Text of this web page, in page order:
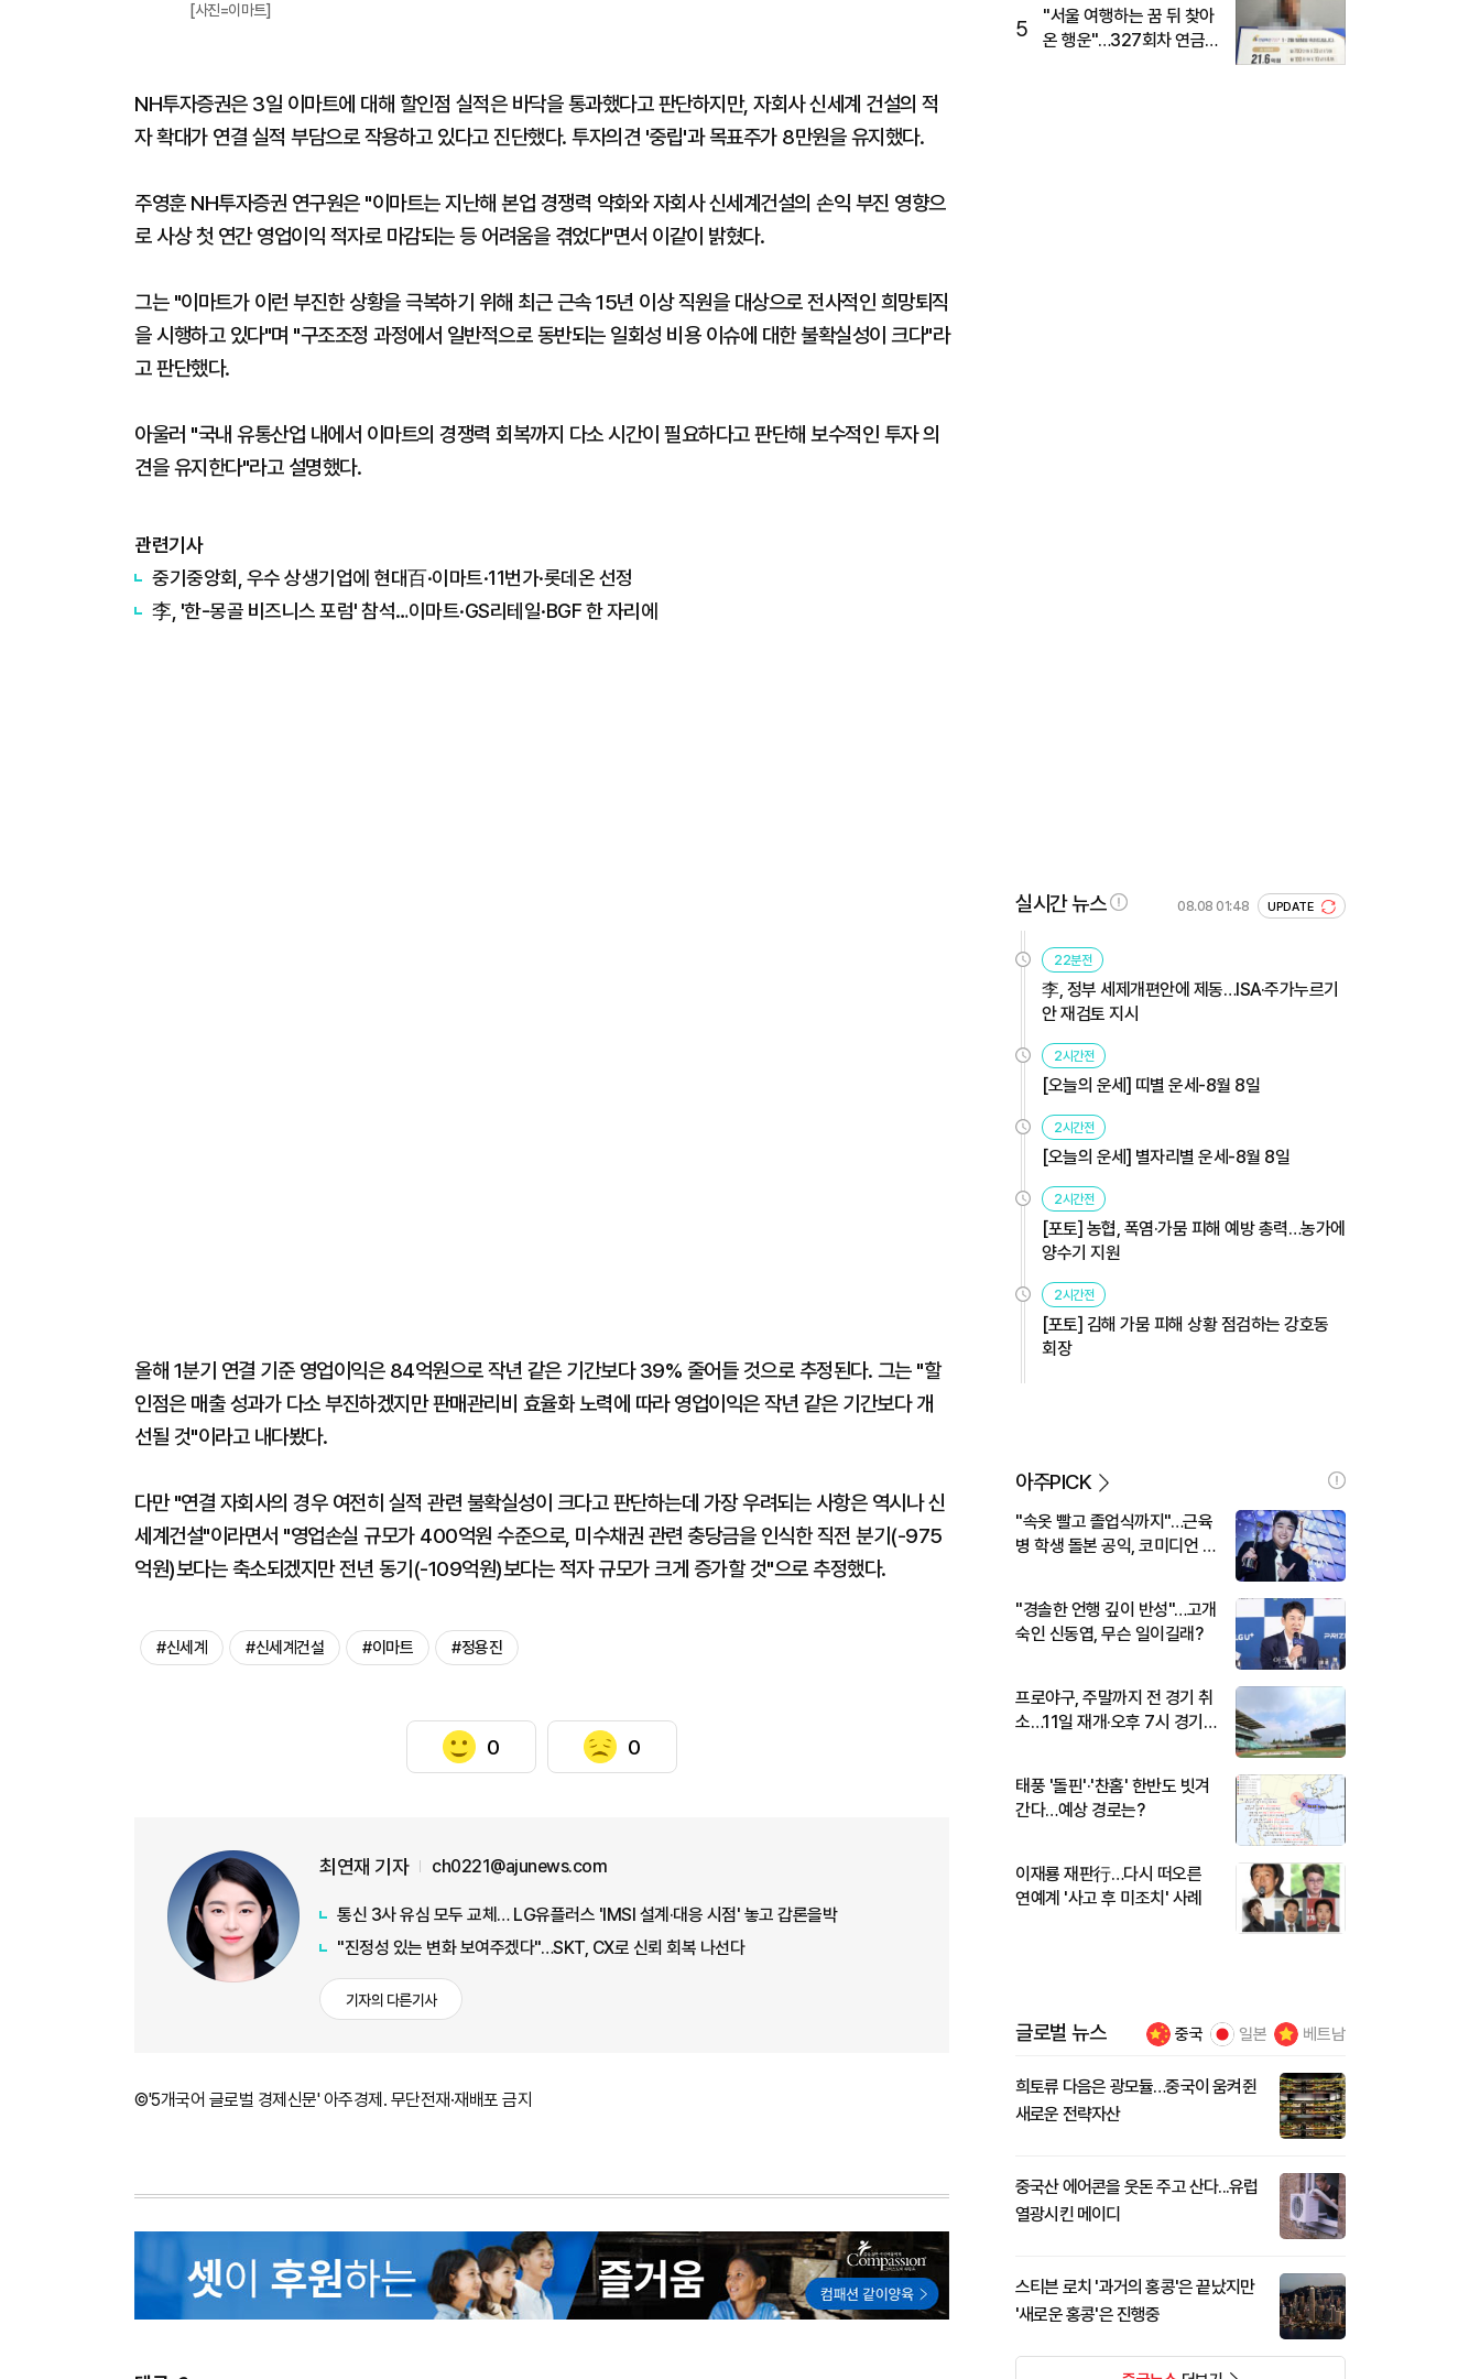
[사진=이마트]
NH투자증권은 3일 이마트에 대해 할인점 실적은 바닥을 통과했다고 판단하지만, 자회사 신세계 건설의 적
자 확대가 연결 실적 부담으로 작용하고 있다고 진단했다. 투자의견 '중립'과 목표주가 8만원을 유지했다.
주영훈 NH투자증권 연구원은 "이마트는 지난해 본업 경쟁력 약화와 자회사 신세계건설의 손익 부진 영향으
로 사상 첫 연간 영업이익 적자로 마감되는 등 어려움을 겪었다"면서 이같이 밝혔다.
그는 "이마트가 이런 부진한 상황을 극복하기 위해 최근 근속 15년 이상 직원을 대상으로 전사적인 희망퇴직
을 시행하고 있다"며 "구조조정 과정에서 일반적으로 동반되는 일회성 비용 이슈에 대한 불확실성이 크다"라
고 판단했다.
아울러 "국내 유통산업 내에서 이마트의 경쟁력 회복까지 다소 시간이 필요하다고 판단해 보수적인 투자 의
견을 유지한다"라고 설명했다.
관련기사
중기중앙회, 우수 상생기업에 현대百·이마트·11번가·롯데온 선정
李, '한-몽골 비즈니스 포럼' 참석…이마트·GS리테일·BGF 한 자리에
올해 1분기 연결 기준 영업이익은 84억원으로 작년 같은 기간보다 39% 줄어들 것으로 추정된다. 그는 "할
인점은 매출 성과가 다소 부진하겠지만 판매관리비 효율화 노력에 따라 영업이익은 작년 같은 기간보다 개
선될 것"이라고 내다봤다.
다만 "연결 자회사의 경우 여전히 실적 관련 불확실성이 크다고 판단하는데 가장 우려되는 사항은 역시나 신
세계건설"이라면서 "영업손실 규모가 400억원 수준으로, 미수채권 관련 충당금을 인식한 직전 분기(-975
억원)보다는 축소되겠지만 전년 동기(-109억원)보다는 적자 규모가 크게 증가할 것"으로 추정했다.
#신세계 #신세계건설 #이마트 #정용진
0 0
최연재 기자 ch0221@ajunews.com
통신 3사 유심 모두 교체… LG유플러스 'IMSI 설계·대응 시점' 놓고 갑론을박
"진정성 있는 변화 보여주겠다"…SKT, CX로 신뢰 회복 나선다
기자의 다른기사
©'5개국어 글로벌 경제신문' 아주경제. 무단전재·재배포 금지
5
"서울 여행하는 꿈 뒤 찾아
온 행운"…327회차 연금
실시간 뉴스 08.08 01:48 UPDATE
22분전
李, 정부 세제개편안에 제동…ISA·주가누르기
안 재검토 지시
2시간전
[오늘의 운세] 띠별 운세-8월 8일
2시간전
[오늘의 운세] 별자리별 운세-8월 8일
2시간전
[포토] 농협, 폭염·가뭄 피해 예방 총력…농가에
양수기 지원
2시간전
[포토] 김해 가뭄 피해 상황 점검하는 강호동
회장
아주PICK
"속옷 빨고 졸업식까지"…근육
병 학생 돌본 공익, 코미디언 김
"경솔한 언행 깊이 반성"…고개
숙인 신동엽, 무슨 일이길래?
프로야구, 주말까지 전 경기 취
소…11일 재개·오후 7시 경기
태풍 '돌핀'·'찬홈' 한반도 빗겨
간다…예상 경로는?
이재룡 재판行…다시 떠오른
연예계 '사고 후 미조치' 사례
글로벌 뉴스 중국 일본 베트남
희토류 다음은 광모듈…중국이 움켜쥔
새로운 전략자산
중국산 에어콘을 웃돈 주고 산다...유럽
열광시킨 메이디
스티븐 로치 '과거의 홍콩'은 끝났지만
'새로운 홍콩'은 진행중